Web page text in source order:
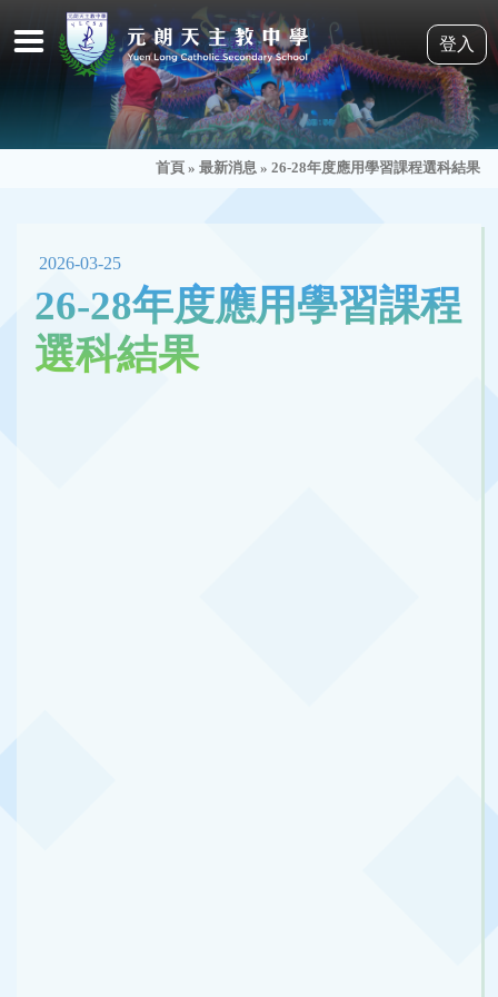
登入
首頁 » 最新消息 » 26-28年度應用學習課程選科結果
2026-03-25
26-28年度應用學習課程
選科結果